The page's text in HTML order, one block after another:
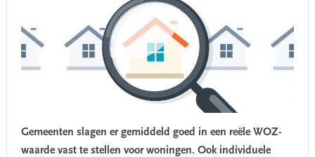
Gemeenten slagen er gemiddeld goed in een reële WOZ-
waarde vast te stellen voor woningen. Ook individuele